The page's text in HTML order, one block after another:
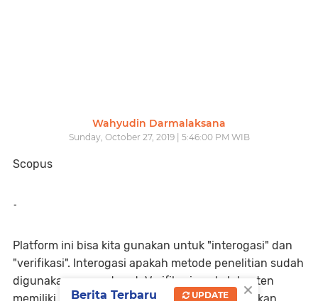
Wahyudin Darmalaksana
Sunday, October 27, 2019 | 5:46:00 PM WIB
Scopus
-
Platform ini bisa kita gunakan untuk "interogasi" dan
"verifikasi". Interogasi apakah metode penelitian sudah
digunakan secara tepat. Verifikasi apakah konten
×
Berita Terbaru UPDATE